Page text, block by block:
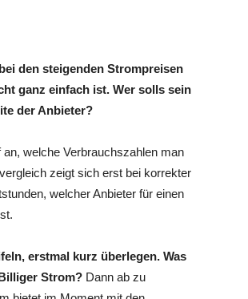
den steigenden Strompreisen
ganz einfach ist. Wer solls sein
der Anbieter?
welche Verbrauchszahlen man
zeigt sich erst bei korrekter
welcher Anbieter für einen
erstmal kurz überlegen. Was
Strom? Dann ab zu